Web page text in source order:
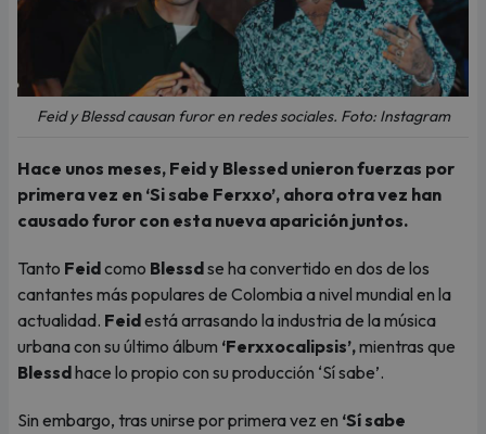
Feid y Blessd causan furor en redes sociales. Foto: Instagram
Hace unos meses, Feid y Blessed unieron fuerzas por
primera vez en ‘Si sabe Ferxxo’, ahora otra vez han
causado furor con esta nueva aparición juntos.
Tanto Feidcomo Blessdse ha convertido en dos de los
cantantes más populares de Colombia a nivel mundial en la
actualidad. Feidestá arrasando la industria de la música
urbana con su último álbum ‘Ferxxocalipsis’,mientras que
Blessdhace lo propio con su producción ‘Sí sabe’.
Sin embargo, tras unirse por primera vez en ‘Sí sabe